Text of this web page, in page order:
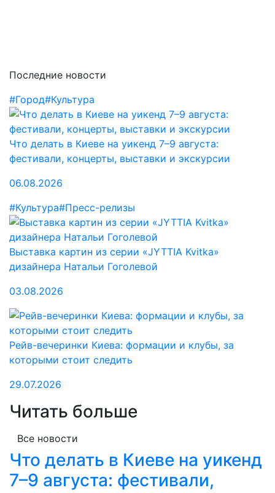
Последние новости
#Город#Культура
Что делать в Киеве на уикенд 7–9 августа:
фестивали, концерты, выставки и экскурсии
06.08.2026
#Культура#Пресс-релизы
Выставка картин из серии «JYTTIA Kvitka»
дизайнера Натальи Гоголевой
03.08.2026
Рейв-вечеринки Киева: формации и клубы, за
которыми стоит следить
29.07.2026
Читать больше
Все новости
Что делать в Киеве на уикенд
7–9 августа: фестивали,